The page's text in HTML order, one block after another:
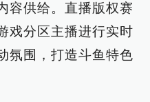
容供给。直播版权赛
戏分区主播进行实时
氛围，打造斗鱼特色